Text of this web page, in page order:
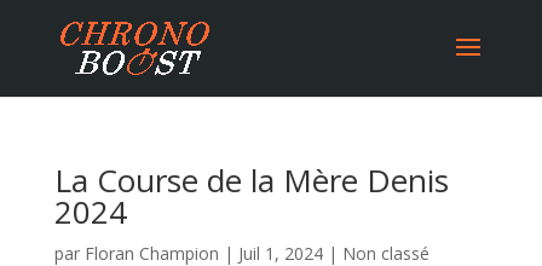
La Course de la Mère Denis
2024
par Floran Champion | Juil 1, 2024| Non classé